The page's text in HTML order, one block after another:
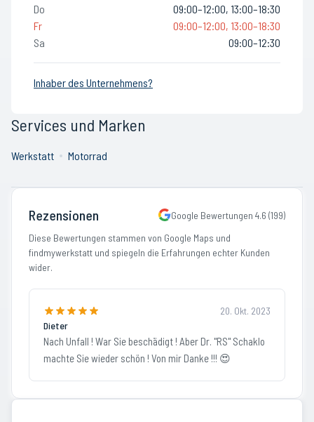
Do
09:00–12:00, 13:00–18:30
Fr
09:00–12:00, 13:00–18:30
Sa
09:00–12:30
Inhaber des Unternehmens?
Services und Marken
Werkstatt Motorrad
Rezensionen Google Bewertungen 4.6 (199)
Diese Bewertungen stammen von Google Maps und
findmywerkstatt und spiegeln die Erfahrungen echter Kunden
wider.
20. Okt. 2023
Dieter
Nach Unfall ! War Sie beschädigt ! Aber Dr. "RS" Schaklo
machte Sie wieder schön ! Von mir Danke !!! 😍